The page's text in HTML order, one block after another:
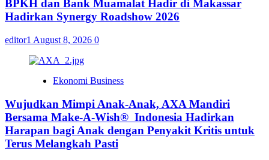
BPKH dan Bank Muamalat Hadir di Makassar
Hadirkan Synergy Roadshow 2026
editor1 August 8, 2026 0
Ekonomi Business
Wujudkan Mimpi Anak-Anak, AXA Mandiri
Bersama Make-A-Wish® Indonesia Hadirkan
Harapan bagi Anak dengan Penyakit Kritis untuk
Terus Melangkah Pasti